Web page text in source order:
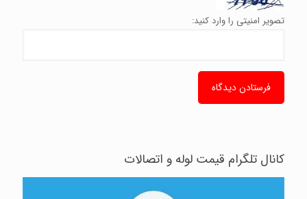
تصویر امنیتی را وارد کنید:
کانال تلگرام قیمت لوله و اتصالات